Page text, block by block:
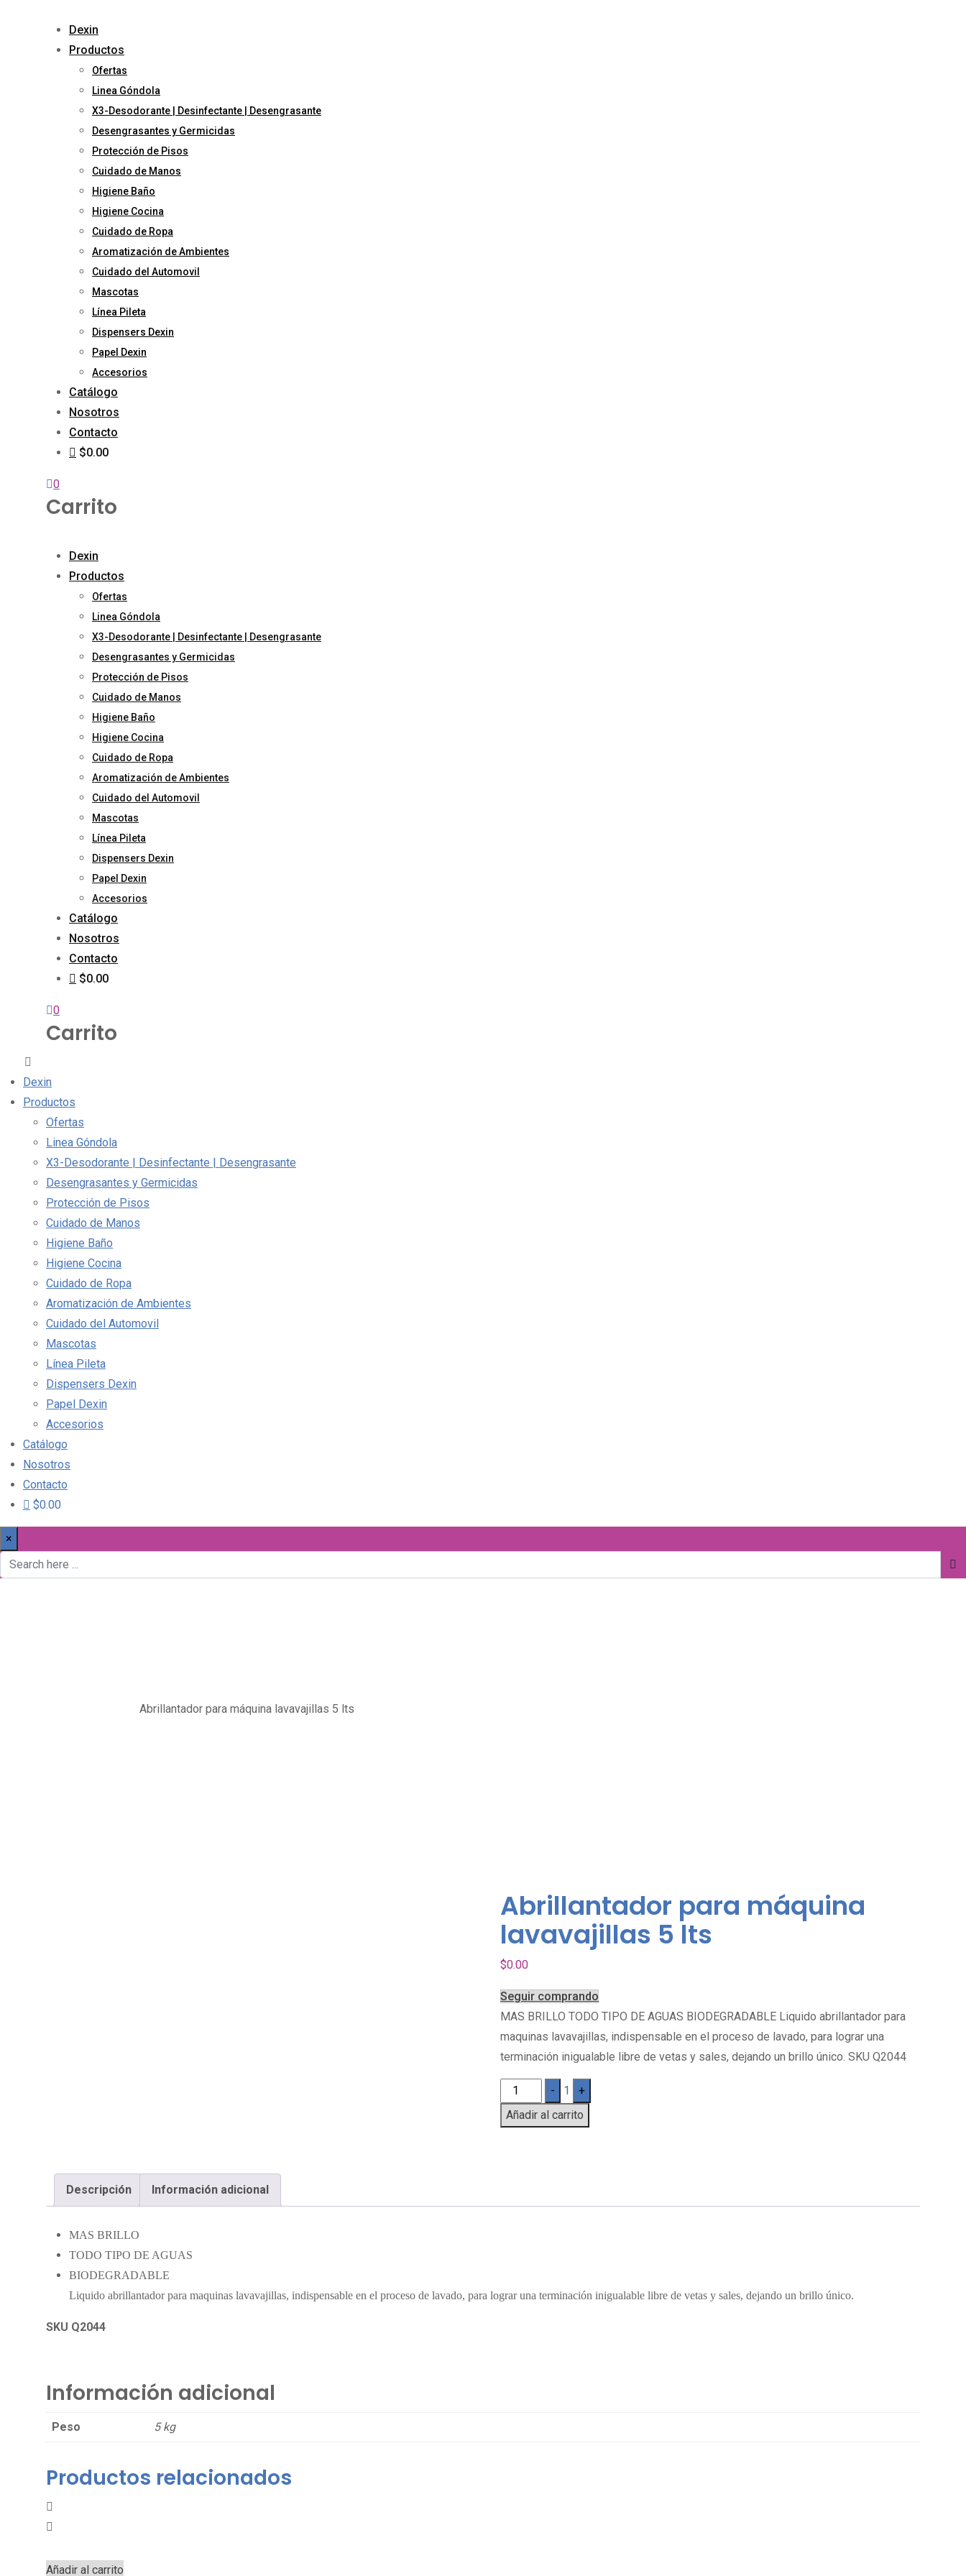
Dexin
Productos
Ofertas
Linea Góndola
X3-Desodorante | Desinfectante | Desengrasante
Desengrasantes y Germicidas
Protección de Pisos
Cuidado de Manos
Higiene Baño
Higiene Cocina
Cuidado de Ropa
Aromatización de Ambientes
Cuidado del Automovil
Mascotas
Línea Pileta
Dispensers Dexin
Papel Dexin
Accesorios
Catálogo
Nosotros
Contacto
$0.00
0
Carrito
Dexin
Productos
Ofertas
Linea Góndola
X3-Desodorante | Desinfectante | Desengrasante
Desengrasantes y Germicidas
Protección de Pisos
Cuidado de Manos
Higiene Baño
Higiene Cocina
Cuidado de Ropa
Aromatización de Ambientes
Cuidado del Automovil
Mascotas
Línea Pileta
Dispensers Dexin
Papel Dexin
Accesorios
Catálogo
Nosotros
Contacto
$0.00
0
Carrito
Dexin
Productos
Ofertas
Linea Góndola
X3-Desodorante | Desinfectante | Desengrasante
Desengrasantes y Germicidas
Protección de Pisos
Cuidado de Manos
Higiene Baño
Higiene Cocina
Cuidado de Ropa
Aromatización de Ambientes
Cuidado del Automovil
Mascotas
Línea Pileta
Dispensers Dexin
Papel Dexin
Accesorios
Catálogo
Nosotros
Contacto
$0.00
×
Abrillantador para máquina lavavajillas 5 lts
Abrillantador para máquina
lavavajillas 5 lts
$0.00
Seguir comprando
MAS BRILLO TODO TIPO DE AGUAS BIODEGRADABLE Liquido abrillantador para
maquinas lavavajillas, indispensable en el proceso de lavado, para lograr una
terminación inigualable libre de vetas y sales, dejando un brillo único. SKU Q2044
Quantity
- 1
+
Añadir al carrito
Descripción Información adicional
MAS BRILLO
TODO TIPO DE AGUAS
BIODEGRADABLE
Liquido abrillantador para maquinas lavavajillas, indispensable en el proceso de lavado, para lograr una terminación inigualable libre de vetas y sales, dejando un brillo único.
SKU Q2044
Información adicional
Peso 5 kg
Productos relacionados
Añadir al carrito